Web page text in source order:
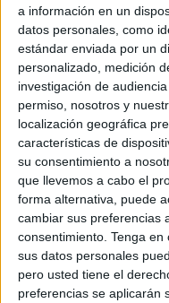
a información en un
datos personales, como
estándar enviada por un
personalizado, medición
investigación de
permiso, nosotros y
localización geográfica
características de
su consentimiento a
que llevemos a cabo el
forma alternativa, puede
cambiar sus preferencias
consentimiento. Tenga en
sus datos personales
pero usted tiene el
preferencias se aplicarán
MERCADO
Un futuro más verde:
iniciativas de
| 28/06/2024